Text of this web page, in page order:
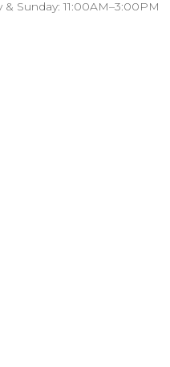
& Sunday: 11:00AM–3:00PM